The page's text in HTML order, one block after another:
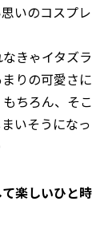
いのコスプレ
きゃイタズラ
りの可愛さに
ちろん、そこ
いそうになっ
楽しいひと時